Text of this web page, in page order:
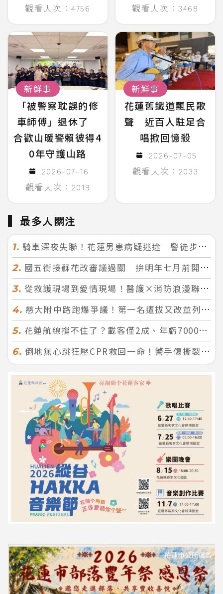
觀看人次：4756
觀看人次：3468
新鮮事
「被警察耽誤的修
車師傅」退休了
合歡山暖警賴彼得4
0年守護山路
2026-07-16
觀看人次：2019
新鮮事
花蓮舊鐵道飄民歌
聲 近百人駐足合
唱掀回憶殺
2026-07-05
觀看人次：2033
最多人關注
1. 騎車深夜失聯！花蓮男患病疑迷途 警徒步百米急尋救回一命
2. 國五銜接蘇花改審議過關 拚明年七月前開工！台北花蓮2小時生活圈成形
3. 從救護現場到愛情現場！醫護×消防浪漫聯誼 32人配對成功5對
4. 慈大附中路跑爆爭議！第一名遭拔又改並列 家長怒：難以接受
5. 花蓮航線撐不住了？載客僅2成、年虧7000萬 華信喊：真的快飛不下去
6. 倒地無心跳狂壓CPR救回一命！警手傷撕裂仍不放手 竟救到藝人何篤霖哥哥